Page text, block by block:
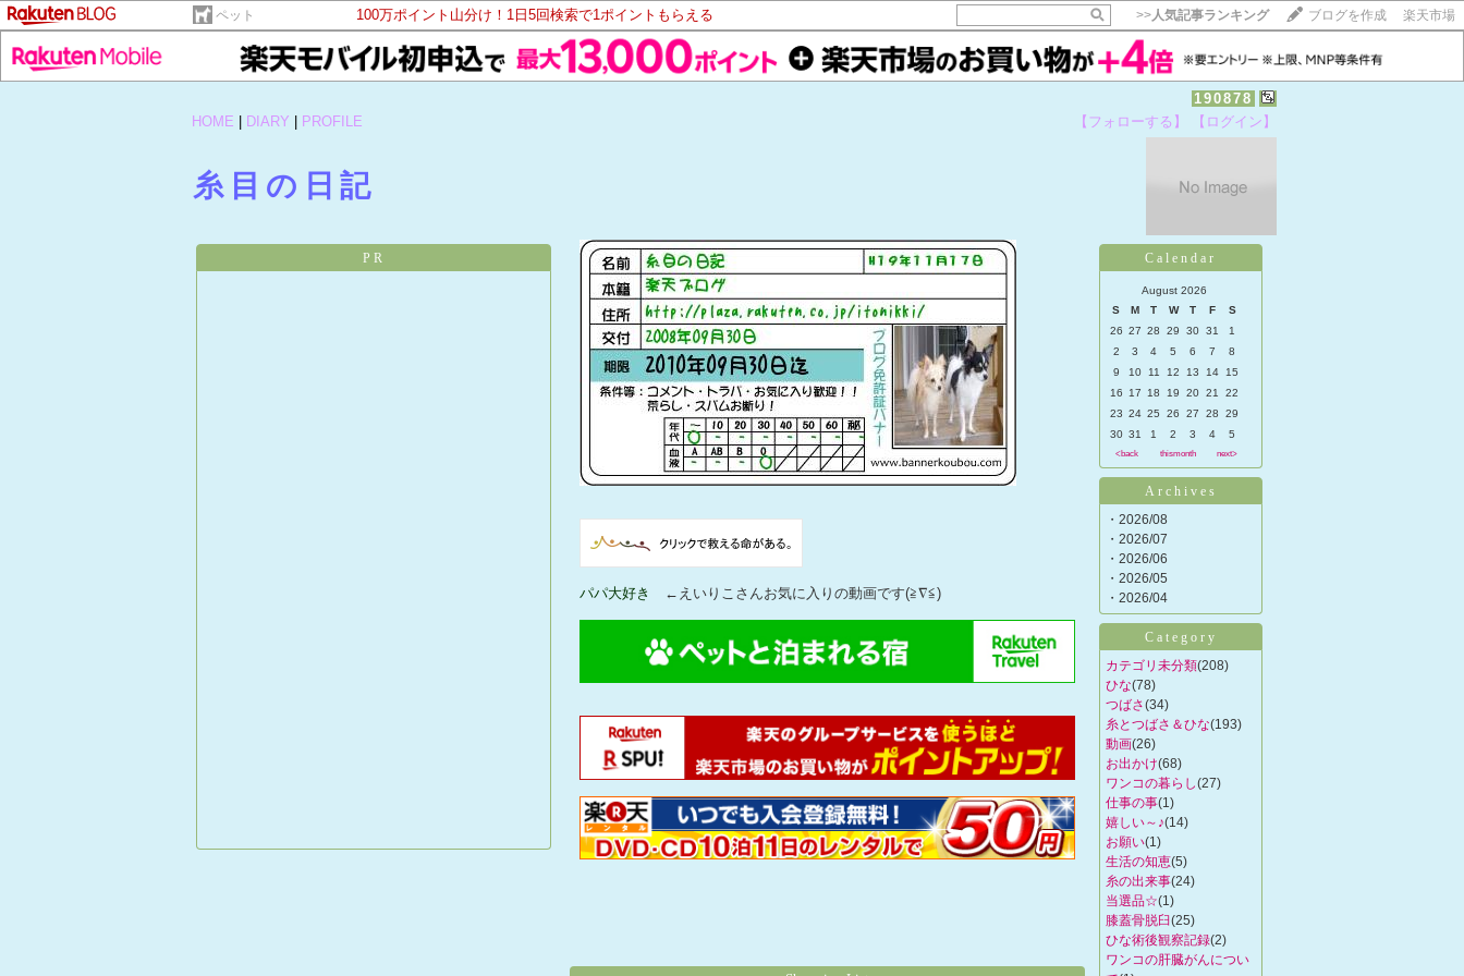
ペット 100万ポイント山分け！1日5回検索で1ポイントもらえる >>人気記事ランキング ブログを作成 楽天市場
190878
HOME
DIARY PROFILE 【フォローする】 【ログイン】
糸目の日記
PR
パパ大好き ←えいりこさんお気に入りの動画です(≧∇≦)
Calendar
August 2026
S
M T W T F
S
26 27 28 29 30 31
1
2
3 4 5 6 7
8
9
10 11 12 13 14
15
16
17 18 19 20 21
22
23 24 25 26 27 28
29
30 31 1 2 3 4 5
<back thismonth next>
Archives
・2026/08
・2026/07
・2026/06
・2026/05
・2026/04
Category
カテゴリ未分類(208)
ひな(78)
つばさ(34)
糸とつばさ＆ひな(193)
動画(26)
お出かけ(68)
ワンコの暮らし(27)
仕事の事(1)
嬉しい～♪(14)
お願い(1)
生活の知恵(5)
糸の出来事(24)
当選品☆(1)
膝蓋骨脱臼(25)
ひな術後観察記録(2)
ワンコの肝臓がんについ